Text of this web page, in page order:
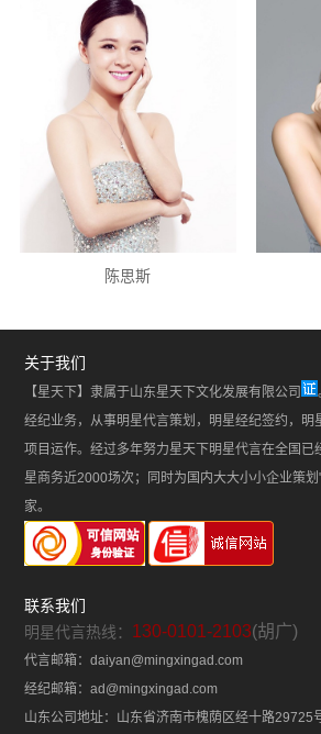
陈思斯
关于我们
【星天下】隶属于山东星天下文化发展有限公司
经纪业务，从事明星代言策划，明星经纪签约，明
项目运作。经过多年努力星天下明星代言在全国已
星商务近2000场次；同时为国内大大小小企业策
家。
联系我们
明星代言热线： 130-0101-2103(胡广)
代言邮箱：daiyan@mingxingad.com
经纪邮箱：ad@mingxingad.com
山东公司地址：山东省济南市槐荫区经十路29725